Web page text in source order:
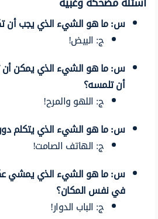
س: ما هو الشيء الذي يجب أن
ج: البيض!
س: ما هو الشيء الذي يمكن أن
أن تلمسه؟
ج: اللهو والمرح!
س: ما هو الشيء الذي يتكلم
ج: الهاتف الصامت!
س: ما هو الشيء الذي يمشي
في نفس المكان؟
ج: الباب الدوار!